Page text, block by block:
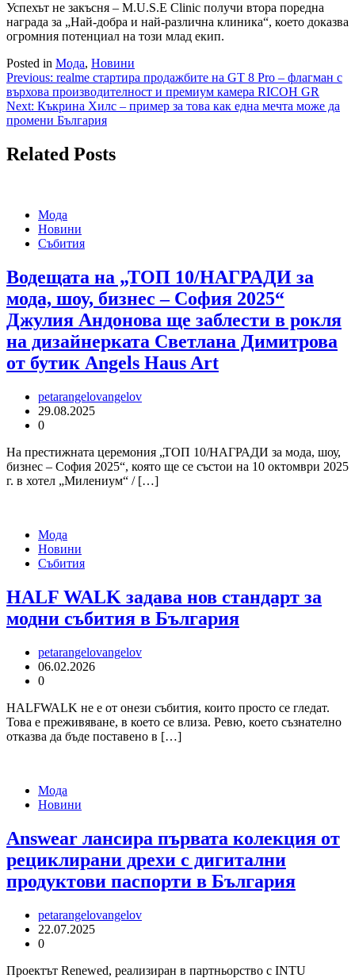
Успехът не закъсня – M.U.S.E Clinic получи втора поредна
награда за „Най-добра и най-различна клиника“, което доказва
огромния потенциал на този млад екип.
Posted in Мода, Новини
Навигация
Previous: realme стартира продажбите на GT 8 Pro – флагман с
върхова производителност и премиум камера RICOH GR
Next: Къкрина Хилс – пример за това как една мечта може да
промени България
Related Posts
Мода
Новини
Събития
Водещата на „ТОП 10/НАГРАДИ за
мода, шоу, бизнес – София 2025“
Джулия Андонова ще заблести в рокля
на дизайнерката Светлана Димитрова
от бутик Angels Haus Art
petarangelovangelov
29.08.2025
0
На престижната церемония „ТОП 10/НАГРАДИ за мода, шоу,
бизнес – София 2025“, която ще се състои на 10 октомври 2025
г. в хотел „Милениум“ / […]
Мода
Новини
Събития
HALF WALK задава нов стандарт за
модни събития в България
petarangelovangelov
06.02.2026
0
HALFWALK не е от онези събития, които просто се гледат.
Това е преживяване, в което се влиза. Ревю, което съзнателно
отказва да бъде поставено в […]
Мода
Новини
Answear лансира първата колекция от
рециклирани дрехи с дигитални
продуктови паспорти в България
petarangelovangelov
22.07.2025
0
Проектът Renewed, реализиран в партньорство с INTU